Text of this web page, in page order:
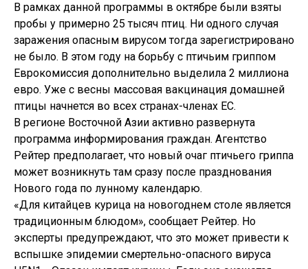
В рамках данной программы в октябре были взяты
пробы у примерно 25 тысяч птиц. Ни одного случая
заражения опасным вирусом тогда зарегистрировано
не было. В этом году на борьбу с птичьим гриппом
Еврокомиссия дополнительно выделила 2 миллиона
евро. Уже с весны массовая вакцинация домашней
птицы начнется во всех странах-членах ЕС.
В регионе Восточной Азии активно развернута
программа информирования граждан. Агентство
Рейтер предполагает, что новый очаг птичьего гриппа
может возникнуть там сразу после празднования
Нового года по лунному календарю.
«Для китайцев курица на новогоднем столе является
традиционным блюдом», сообщает Рейтер. Но
эксперты предупреждают, что это может привести к
вспышке эпидемии смертельно-опасного вируса